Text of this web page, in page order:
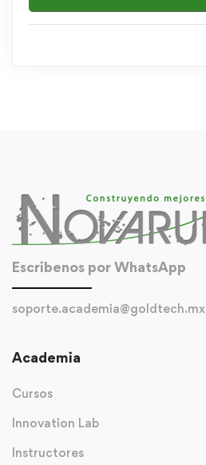
Escribenos por WhatsApp
soporte.academia@goldtech.mx
Academia
Cursos
Innovation Lab
Instructores